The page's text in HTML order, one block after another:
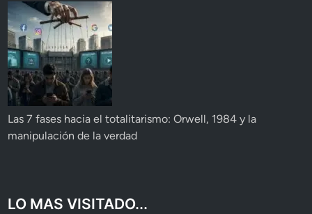
Las 7 fases hacia el totalitarismo: Orwell, 1984 y la
manipulación de la verdad
LO MAS VISITADO...